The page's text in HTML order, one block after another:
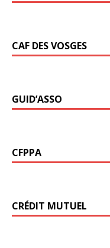
CAF DES VOSGES
GUID’ASSO
CFPPA
CRÉDIT MUTUEL